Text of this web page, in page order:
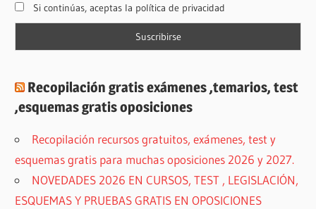
Si continúas, aceptas la política de privacidad
Recopilación gratis exámenes ,temarios, test
,esquemas gratis oposiciones
Recopilación recursos gratuitos, exámenes, test y
esquemas gratis para muchas oposiciones 2026 y 2027.
NOVEDADES 2026 EN CURSOS, TEST , LEGISLACIÓN,
ESQUEMAS Y PRUEBAS GRATIS EN OPOSICIONES